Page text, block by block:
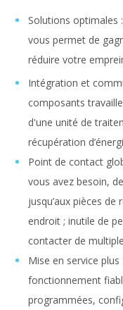
Solutions optimales
vous permet de
réduire votre
Intégration et
composants
d'une unité de
récupération
Point de contact
vous avez besoin,
jusqu’aux pièces de
endroit ; inutile de
contacter de
Mise en service
fonctionnement
programmées,